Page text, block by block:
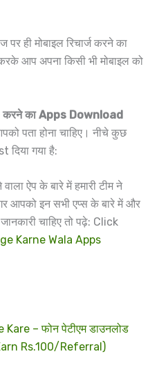
ही मोबाइल रिचार्ज करने का
आप अपना किसी भी मोबाइल को
का Apps Download
पता होना चाहिए। नीचे कुछ
गया है:
वाला ऐप के बारे में हमारी टीम ने
आपको इन सभी एप्स के बारे में और
चाहिए तो पढ़े: Click
Karne Wala Apps
– फोन पेटीएम डाउनलोड
Rs.100/Referral)